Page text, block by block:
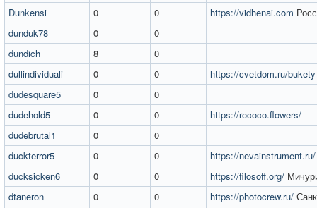
Dunkensi
0 0 https://vidhenai.com
dunduk78
0
0
dundich
8
0
dullindividuali
0 0
https://cvetdom.ru/
dudesquare5
0
0
dudehold5
0 0
https://rococo.flowers/
dudebrutal1
0
0
duckterror5
0 0 https://nevainstrument.ru/
ducksicken6
0 0 https://filosoff.org/
dtaneron
0 0 https://photocrew.ru/